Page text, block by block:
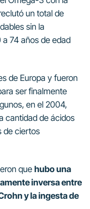
un total de
sin la
74 años de edad
de Europa y fueron
ser finalmente
en el 2004,
cantidad de ácidos
de ciertos
que hubo una
inversa entre
y la ingesta de